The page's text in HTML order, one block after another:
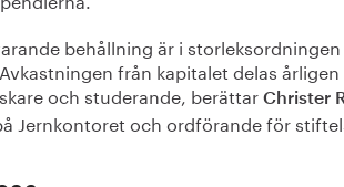
behållning är i storleksordningen
från kapitalet delas
och studerande, berättar Christer
Jernkontoret och ordförande för